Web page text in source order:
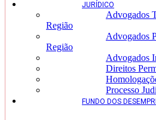
JURÍDICO
Advogados
Região
Advogados
Região
Advogados
Direitos
Processo
FUNDO DOS